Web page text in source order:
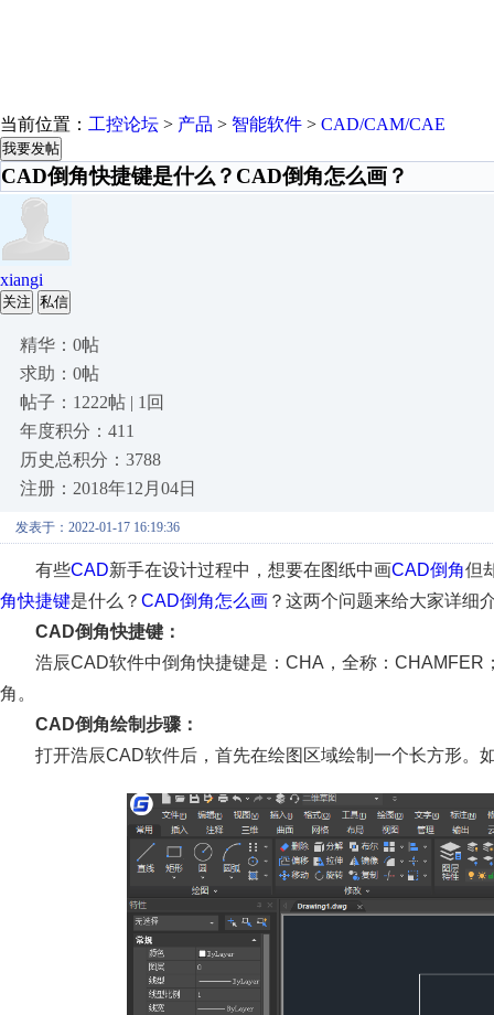
当前位置： 工控论坛 > 产品 > 智能软件 > CAD/CAM/CAE
我要发帖
CAD倒角快捷键是什么？CAD倒角怎么画？
xiangi
关注 私信
精华：0帖
求助：0帖
帖子：1222帖 | 1回
年度积分：411
历史总积分：3788
注册：2018年12月04日
发表于：2022-01-17 16:19:36
有些CAD新手在设计过程中，想要在图纸中画CAD倒角但
角快捷键是什么？ CAD倒角怎么画 ？这两个问题来给大家详细
CAD倒角快捷键：
浩辰CAD软件中倒角快捷键是：CHA，全称：
角。
CAD倒角绘制步骤：
打开浩辰CAD软件后，首先在绘图区域绘制一个长方形。